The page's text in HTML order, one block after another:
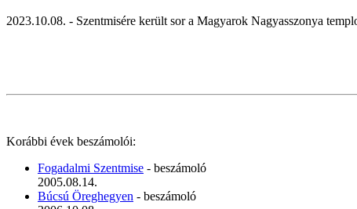
2023.10.08. - Szentmisére került sor a Magyarok Nagyasszonya
Korábbi évek beszámolói:
Fogadalmi Szentmise - beszámoló
2005.08.14.
Búcsú Öreghegyen - beszámoló